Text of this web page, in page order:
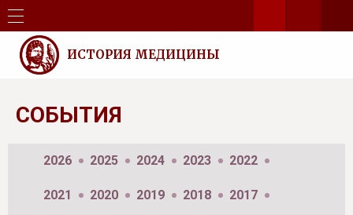
ИСТОРИЯ МЕДИЦИНЫ
СОБЫТИЯ
2026 2025 2024 2023 2022
2021 2020 2019 2018 2017